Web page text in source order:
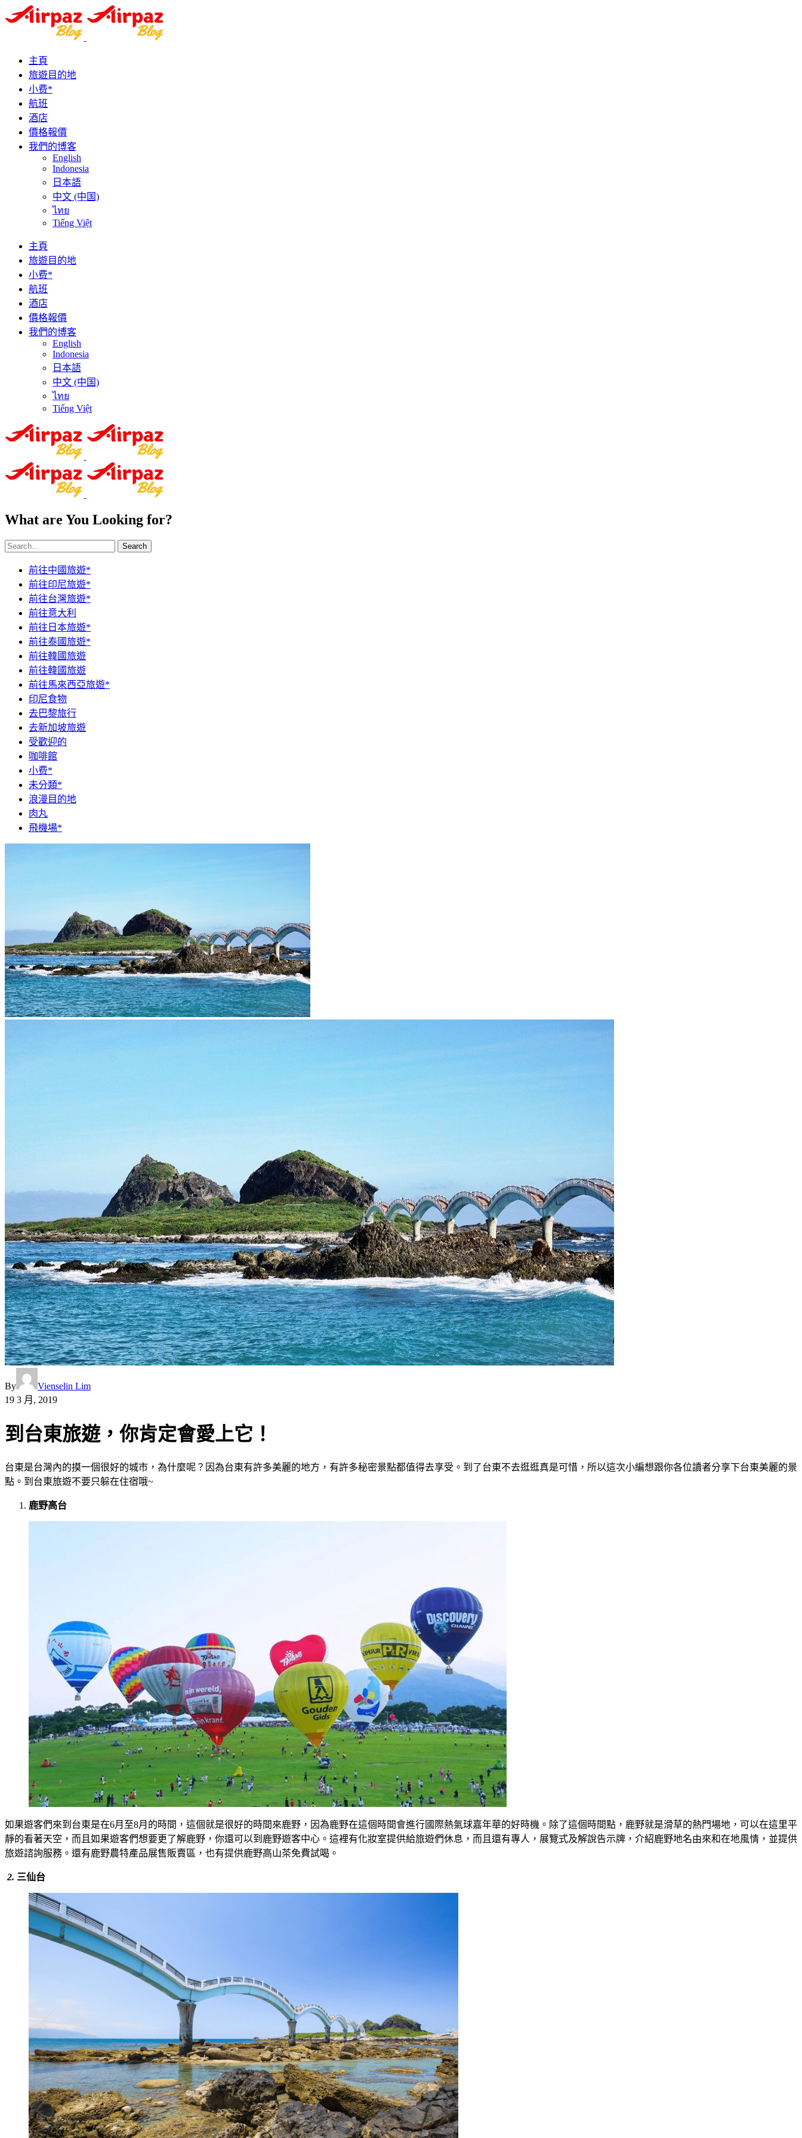
主頁
旅遊目的地
小费*
航班
酒店
價格報價
我們的博客
English
Indonesia
日本語
中文 (中国)
ไทย
Tiếng Việt
主頁
旅遊目的地
小费*
航班
酒店
價格報價
我們的博客
English
Indonesia
日本語
中文 (中国)
ไทย
Tiếng Việt
What are You Looking for?
Search
前往中國旅遊*
前往印尼旅遊*
前往台灣旅遊*
前往意大利
前往日本旅遊*
前往泰國旅遊*
前往韓國旅遊
前往韓國旅遊
前往馬來西亞旅遊*
印尼食物
去巴黎旅行
去新加坡旅遊
受歡迎的
咖啡館
小费*
未分類*
浪漫目的地
肉丸
飛機場*
By
Vienselin Lim
19 3 月, 2019
到台東旅遊，你肯定會愛上它！
台東是台灣內的摸一個很好的城市，為什麼呢？因為台東有許多美麗的地方，有許多秘密景點都值得去享受。到了台東不去逛逛真是可惜，所以這次小編想跟你各位讀者分享下台東美麗的景
點。到台東旅遊不要只躲在住宿哦~
鹿野高台
如果遊客們來到台東是在6月至8月的時間，這個就是很好的時間來鹿野，因為鹿野在這個時間會進行國際熱氣球嘉年華的好時機。除了這個時間點，鹿野就是滑草的熱門場地，可以在這里平
靜的看著天空，而且如果遊客們想要更了解鹿野，你還可以到鹿野遊客中心。這裡有化妝室提供給旅遊們休息，而且還有專人，展覽式及解說告示牌，介紹鹿野地名由來和在地風情，並提供
旅遊諮詢服務。還有鹿野農特產品展售販賣區，也有提供鹿野高山茶免費試喝。
2. 三仙台